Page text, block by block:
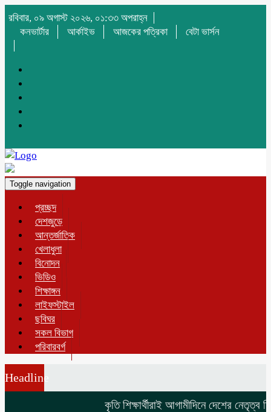
রবিবার, ০৯ অগাস্ট ২০২৬, ০১:৩৩ অপরাহ্ন
কনভার্টার
আর্কাইভ আজকের পত্রিকা বেটা ভার্সন
Toggle navigation
প্রচ্ছদ
দেশজুড়ে
আন্তর্জাতিক
খেলাধুলা
বিনোদন
ভিডিও
শিক্ষাঙ্গন
লাইফস্টাইল
ছবিঘর
সকল বিভাগ
পরিবারবর্গ
Headline
কৃতি শিক্ষার্থীরাই আগামীদিনে দেশের নেতৃত্ব